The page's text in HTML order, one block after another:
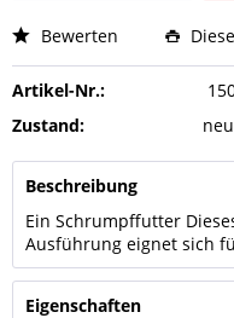
Bewerten
Artikel-Nr.:
Zustand:
neu
Beschreibung
Ein Schrumpffutter
Ausführung eignet sich
Eigenschaften